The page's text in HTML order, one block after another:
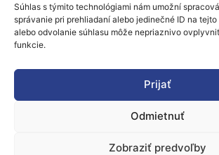
Súhlas s týmito technológiami nám umožní
správanie pri prehliadaní alebo jedinečné ID na
alebo odvolanie súhlasu môže nepriaznivo
funkcie.
Prijať
Odmietnuť
Zobraziť predvoľby
Novinky
„Projekt SK4ERA II je
prevádzkuje Centrum vedecko-
informácií SR“